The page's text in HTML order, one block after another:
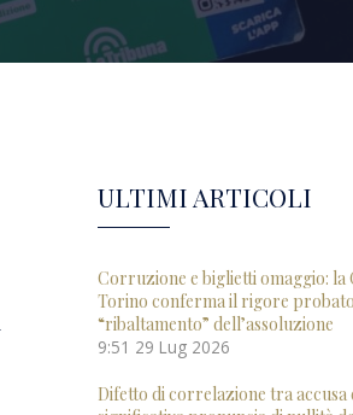
ULTIMI ARTICOLI
Corruzione e biglietti omaggio: la
Torino conferma il rigore
“ribaltamento” dell’assoluzione
9:51 29 Lug 2026
Difetto di correlazione tra accusa